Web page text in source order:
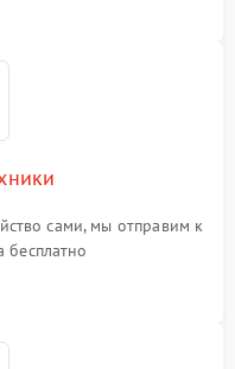
сами, мы отправим к
бесплатно